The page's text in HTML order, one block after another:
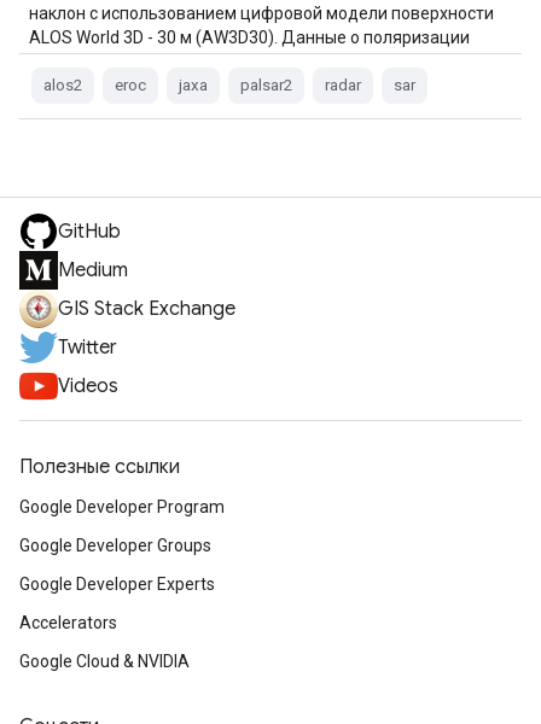
наклон с использованием цифровой модели поверхности
ALOS World 3D - 30 м (AW3D30). Данные о поляризации
alos2 eroc jaxa palsar2 radar sar
GitHub
Medium
GIS Stack Exchange
Twitter
Videos
Полезные ссылки
Google Developer Program
Google Developer Groups
Google Developer Experts
Accelerators
Google Cloud & NVIDIA